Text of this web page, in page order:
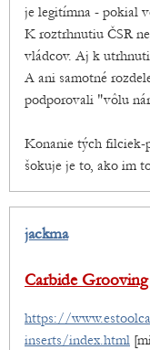
je legitímna - pokial
K roztrhnutiu ČSR
vládcov. Aj k
A ani samotné
podporovali "vôlu
Konanie tých filciek-
šokuje je to, ako im
jackma
Carbide
https://
inserts/index.html